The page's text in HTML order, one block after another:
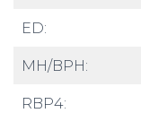
ED:
MH/BPH:
RBP4: